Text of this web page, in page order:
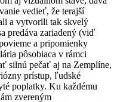
vedieť, že terajší
a vytvorili tak skvelý
predáva zariadený (viď
a pripomienky
pôsobiaca v rámci
silnú pečať aj na Zemplíne,
prístup, ľudské
poplatky. Ku každému
zvereným